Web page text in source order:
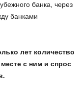
банка, через
банками
лет количество
с ним и спрос